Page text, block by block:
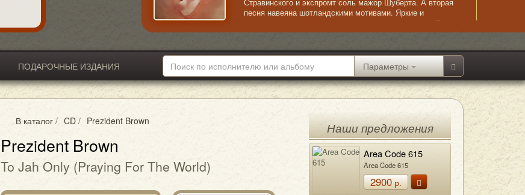
Стравинского и экспромт соль мажор Шуберта. А вторая
песня навеяна шотландскими мотивами. Яркие и
разнообразные композиции окатят слушателя волной
незабываемо приятных эмоций, переливающихся, словно
ПОДАРОЧНЫЕ ИЗДАНИЯ
Параметры
В каталог / CD / Prezident Brown
Prezident Brown
To Jah Only (Praying For The World)
Наши предложения
Area Code 615
Area Code 615
2900р.